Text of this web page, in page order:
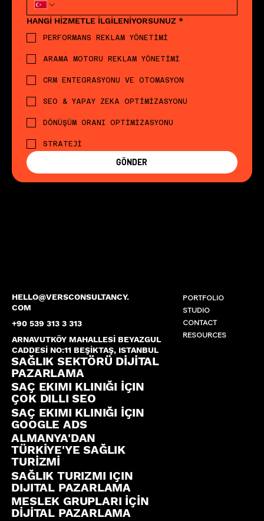
HELLO@VERSCONSULTANCY.
COM
+90 539 313 3 313
ARNAVUTKÖY MAHALLESİ BEYAZGUL
CADDESİ NO:11 BEŞİKTAŞ, ISTANBUL
SAĞLIK SEKTÖRÜ DİJİTAL
PAZARLAMA
SAÇ EKIMI KLINIĞI İÇIN
ÇOK DILLI SEO
SAÇ EKIMI KLINIĞI İÇIN
GOOGLE ADS
ALMANYA'DAN
TÜRKİYE'YE SAĞLIK
TURİZMİ
SAĞLIK TURIZMI IÇIN
DIJITAL PAZARLAMA
MESLEK GRUPLARI İÇİN
DİJİTAL PAZARLAMA
PORTFOLIO
STUDIO
CONTACT
RESOURCES
HANGİ HİZMETLE İLGİLENİYORSUNUZ *
PERFORMANS REKLAM YÖNETİMİ
ARAMA MOTORU REKLAM YÖNETİMİ
CRM ENTEGRASYONU VE OTOMASYON
SEO & YAPAY ZEKA OPTİMİZASYONU
DÖNÜŞÜM ORANI OPTİMİZASYONU
STRATEJİ
GÖNDER